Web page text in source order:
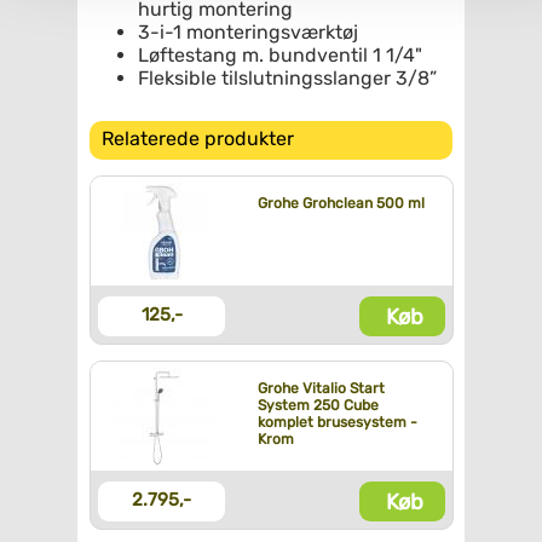
hurtig montering
3-i-1 monteringsværktøj
Løftestang m. bundventil 1 1/4"
Fleksible tilslutningsslanger 3/8”
Relaterede produkter
Grohe Grohclean 500 ml
125,- Køb
Grohe Vitalio Start
System 250 Cube
komplet brusesystem -
Krom
2.795,- Køb